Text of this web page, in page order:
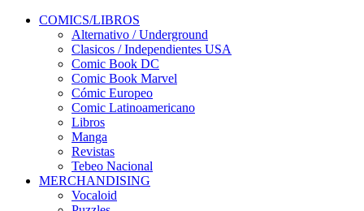
COMICS/LIBROS
Alternativo / Underground
Clasicos / Independientes USA
Comic Book DC
Comic Book Marvel
Cómic Europeo
Comic Latinoamericano
Libros
Manga
Revistas
Tebeo Nacional
MERCHANDISING
Vocaloid